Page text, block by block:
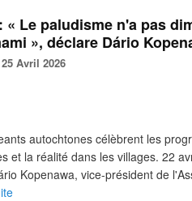
« Le paludisme n'a pas
», déclare Dário
25 Avril 2026
autochtones célèbrent les
et la réalité dans les villages. 22
Kopenawa, vice-président de